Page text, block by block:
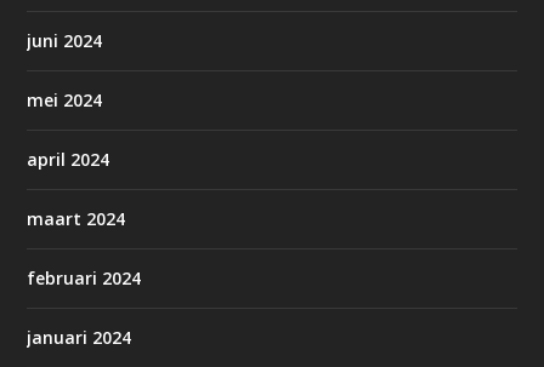
juni 2024
mei 2024
april 2024
maart 2024
februari 2024
januari 2024